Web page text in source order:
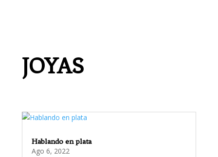
JOYAS
Hablando en plata
Ago 6, 2022